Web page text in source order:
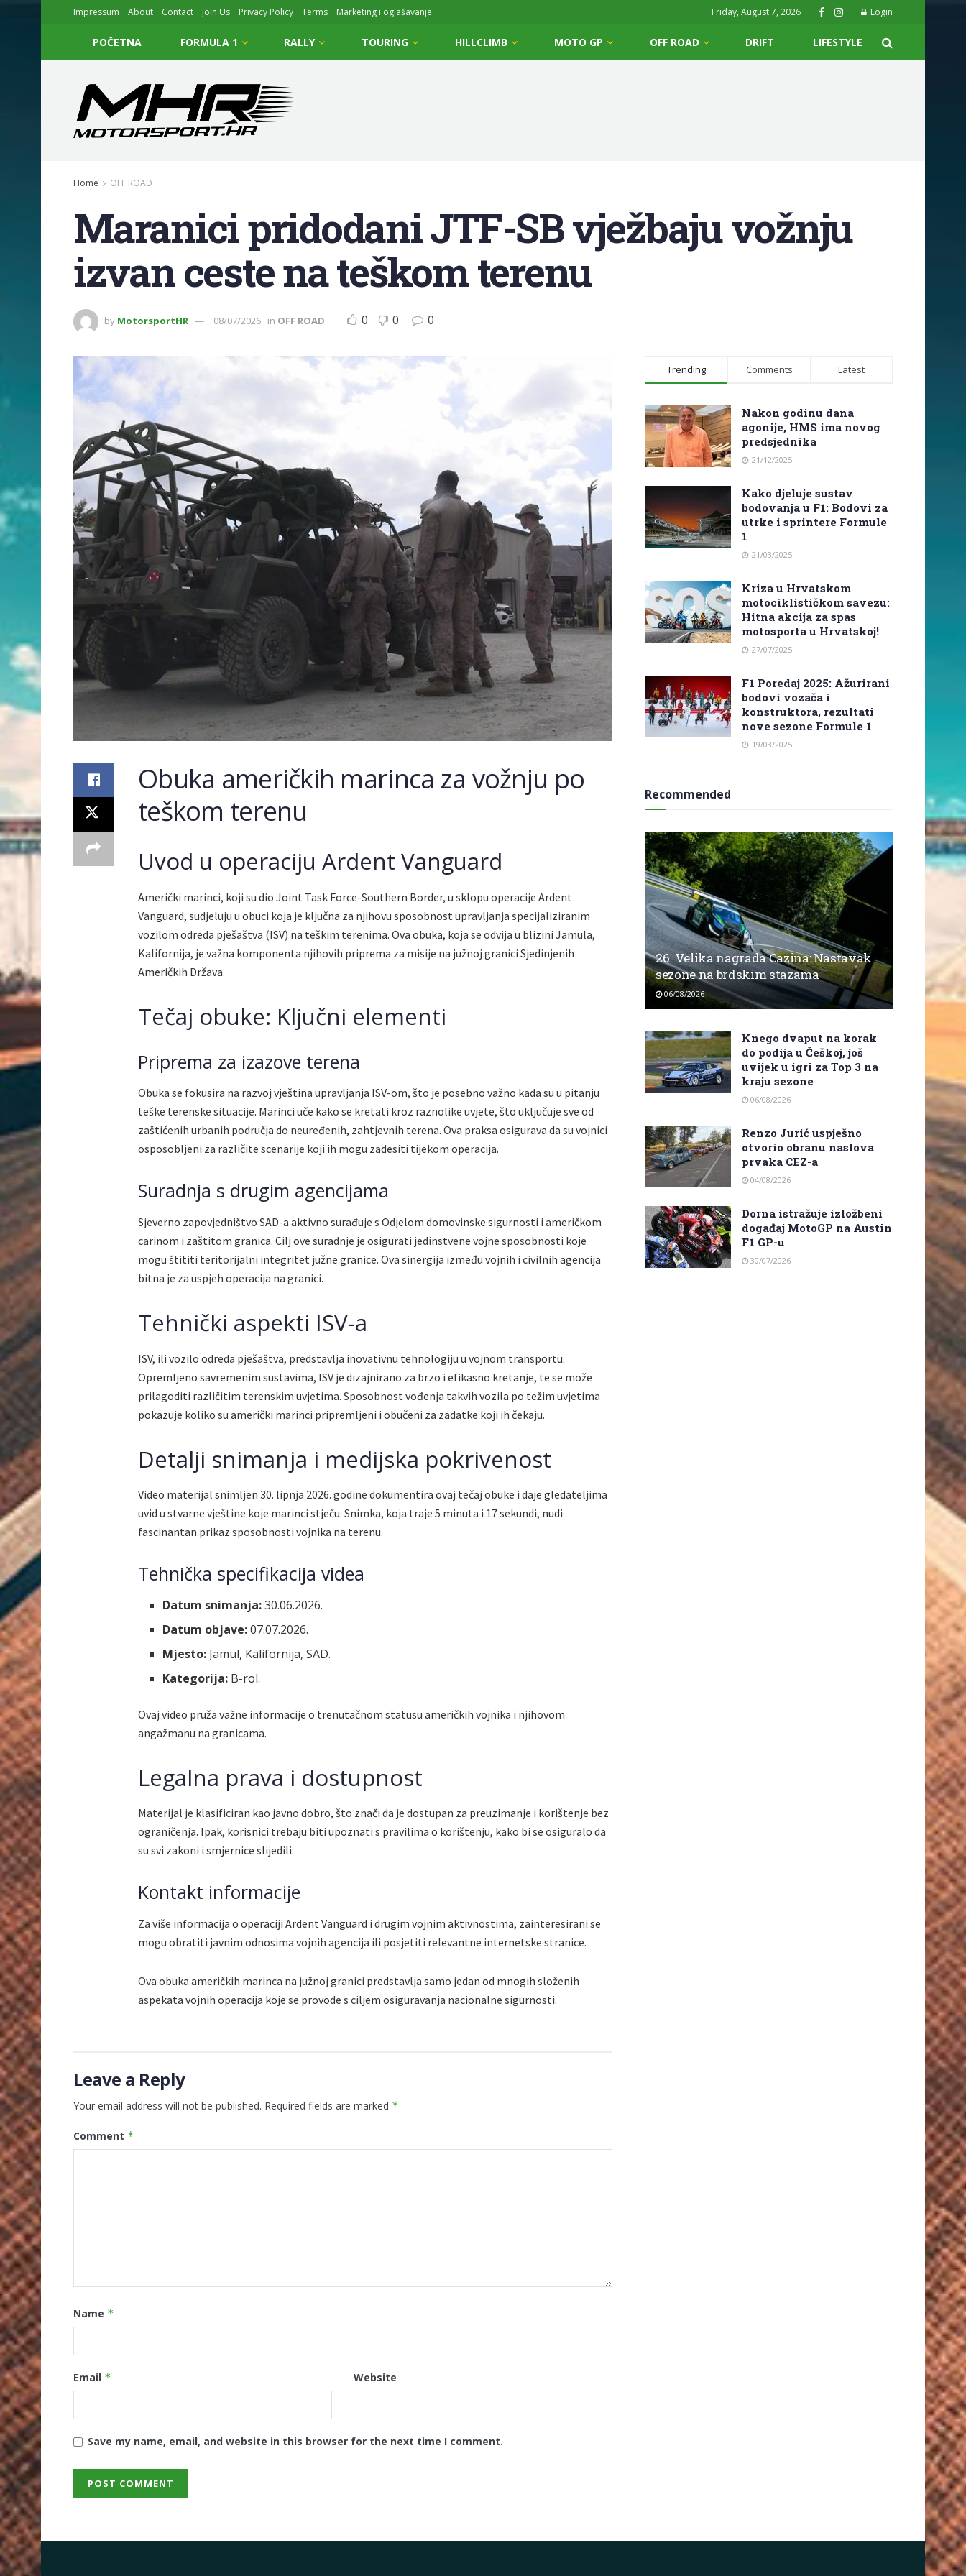
Impressum About Contact Join Us Privacy Policy Terms Marketing i oglašavanje Friday, August 7, 2026 Login
POČETNA FORMULA 1 RALLY TOURING HILLCLIMB MOTO GP OFF ROAD DRIFT LIFESTYLE
Home OFF ROAD
Maranici pridodani JTF-SB vježbaju vožnju
izvan ceste na teškom terenu
by MotorsportHR 08/07/2026 in OFF ROAD 0 0 0
Obuka američkih marinca za vožnju po
teškom terenu
Uvod u operaciju Ardent Vanguard
Američki marinci, koji su dio Joint Task Force-Southern Border, u sklopu operacije Ardent
Vanguard, sudjeluju u obuci koja je ključna za njihovu sposobnost upravljanja specijaliziranim
vozilom odreda pješaštva (ISV) na teškim terenima. Ova obuka, koja se odvija u blizini Jamula,
Kalifornija, je važna komponenta njihovih priprema za misije na južnoj granici Sjedinjenih
Američkih Država.
Tečaj obuke: Ključni elementi
Priprema za izazove terena
Obuka se fokusira na razvoj vještina upravljanja ISV-om, što je posebno važno kada su u pitanju
teške terenske situacije. Marinci uče kako se kretati kroz raznolike uvjete, što uključuje sve od
zaštićenih urbanih područja do neuređenih, zahtjevnih terena. Ova praksa osigurava da su vojnici
osposobljeni za različite scenarije koji ih mogu zadesiti tijekom operacija.
Suradnja s drugim agencijama
Sjeverno zapovjedništvo SAD-a aktivno surađuje s Odjelom domovinske sigurnosti i američkom
carinom i zaštitom granica. Cilj ove suradnje je osigurati jedinstvene vojne sposobnosti koje
mogu štititi teritorijalni integritet južne granice. Ova sinergija između vojnih i civilnih agencija
bitna je za uspjeh operacija na granici.
Tehnički aspekti ISV-a
ISV, ili vozilo odreda pješaštva, predstavlja inovativnu tehnologiju u vojnom transportu.
Opremljeno savremenim sustavima, ISV je dizajnirano za brzo i efikasno kretanje, te se može
prilagoditi različitim terenskim uvjetima. Sposobnost vođenja takvih vozila po težim uvjetima
pokazuje koliko su američki marinci pripremljeni i obučeni za zadatke koji ih čekaju.
Detalji snimanja i medijska pokrivenost
Video materijal snimljen 30. lipnja 2026. godine dokumentira ovaj tečaj obuke i daje gledateljima
uvid u stvarne vještine koje marinci stječu. Snimka, koja traje 5 minuta i 17 sekundi, nudi
fascinantan prikaz sposobnosti vojnika na terenu.
Tehnička specifikacija videa
Datum snimanja:30.06.2026.
Datum objave:07.07.2026.
Mjesto: Jamul, Kalifornija, SAD.
Kategorija: B-rol.
Ovaj video pruža važne informacije o trenutačnom statusu američkih vojnika i njihovom
angažmanu na granicama.
Legalna prava i dostupnost
Materijal je klasificiran kao javno dobro, što znači da je dostupan za preuzimanje i korištenje bez
ograničenja. Ipak, korisnici trebaju biti upoznati s pravilima o korištenju, kako bi se osiguralo da
su svi zakoni i smjernice slijedili.
Kontakt informacije
Za više informacija o operaciji Ardent Vanguard i drugim vojnim aktivnostima, zainteresirani se
mogu obratiti javnim odnosima vojnih agencija ili posjetiti relevantne internetske stranice.
Ova obuka američkih marinca na južnoj granici predstavlja samo jedan od mnogih složenih
aspekata vojnih operacija koje se provode s ciljem osiguravanja nacionalne sigurnosti.
Leave a Reply
Your email address will not be published. Required fields are marked *
Comment *
Name *
Email * Website
Save my name, email, and website in this browser for the next time I comment.
Trending Comments Latest
Nakon godinu dana
agonije, HMS ima novog
predsjednika
21/12/2025
Kako djeluje sustav
bodovanja u F1: Bodovi za
utrke i sprintere Formule
1
21/03/2025
Kriza u Hrvatskom
motociklističkom savezu:
Hitna akcija za spas
motosporta u Hrvatskoj!
27/07/2025
F1 Poredaj 2025: Ažurirani
bodovi vozača i
konstruktora, rezultati
nove sezone Formule 1
19/03/2025
Recommended
26. Velika nagrada Cazina: Nastavak
sezone na brdskim stazama
06/08/2026
Knego dvaput na korak
do podija u Češkoj, još
uvijek u igri za Top 3 na
kraju sezone
06/08/2026
Renzo Jurić uspješno
otvorio obranu naslova
prvaka CEZ-a
04/08/2026
Dorna istražuje izložbeni
događaj MotoGP na Austin
F1 GP-u
30/07/2026